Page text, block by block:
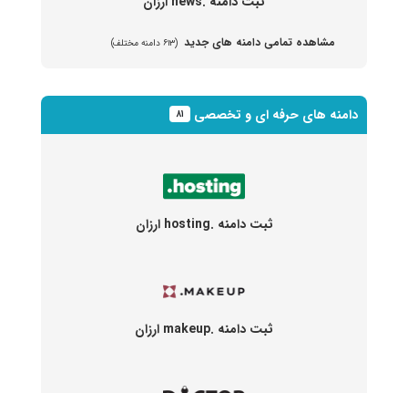
مشاهده تمامی دامنه های جدید (۶۱۳ دامنه مختلف)
دامنه های حرفه ای و تخصصی ۸۱
ثبت دامنه .hosting ارزان
ثبت دامنه .makeup ارزان